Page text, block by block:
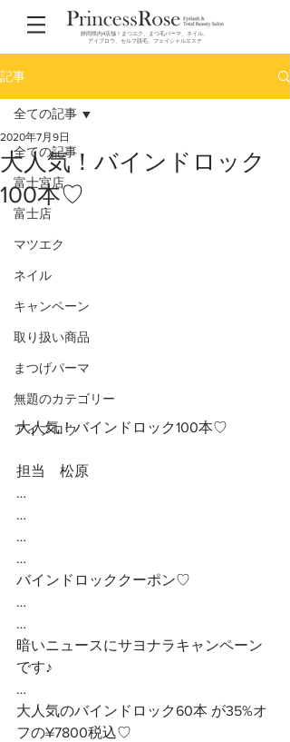
静岡県内4店舗！まつエク、まつ毛パーマ、ネイル、
アイブロウ、セルフ脱毛、フェイシャルエステ
記事
全ての記事
富士宮店
富士店
マツエク
ネイル
キャンペーン
取り扱い商品
まつげパーマ
無題のカテゴリー
アイブロウ
全ての記事
大人気！バインドロック
100本♡
2020年7月9日
大人気！バインドロック100本♡
担当　松原
…
…
…
…
バインドロッククーポン♡
…
…
暗いニュースにサヨナラキャンペーン
です♪
…
大人気のバインドロック60本 が35%オ
フの¥7800税込♡